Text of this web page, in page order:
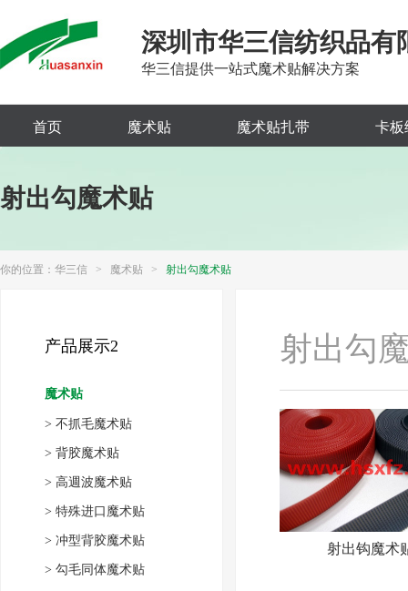
深圳市华三信纺织品有
华三信提供一站式魔术贴解决方案
首页 魔术贴 魔术贴扎带 卡板
射出勾魔术贴
你的位置： 华三信 > 魔术贴 > 射出勾魔术贴
产品展示2
魔术贴
> 不抓毛魔术贴
> 背胶魔术贴
> 高週波魔术贴
> 特殊进口魔术贴
> 冲型背胶魔术贴
> 勾毛同体魔术贴
射出勾
射出钩魔术